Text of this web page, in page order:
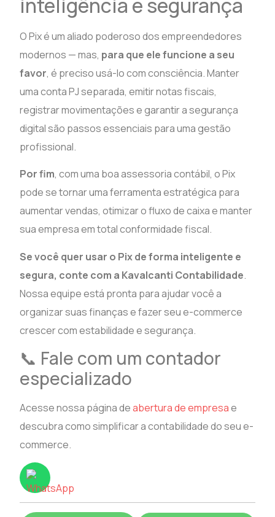
inteligência e segurança
O Pix é um aliado poderoso dos empreendedores
modernos — mas, para que ele funcione a seu
favor, é preciso usá-lo com consciência. Manter
uma conta PJ separada, emitir notas fiscais,
registrar movimentações e garantir a segurança
digital são passos essenciais para uma gestão
profissional.
Por fim, com uma boa assessoria contábil, o Pix
pode se tornar uma ferramenta estratégica para
aumentar vendas, otimizar o fluxo de caixa e manter
sua empresa em total conformidade fiscal.
Se você quer usar o Pix de forma inteligente e
segura, conte com a Kavalcanti Contabilidade.
Nossa equipe está pronta para ajudar você a
organizar suas finanças e fazer seu e-commerce
crescer com estabilidade e segurança.
📞 Fale com um contador
especializado
Acesse nossa página deabertura de empresae
descubra como simplificar a contabilidade do seu e-
commerce.